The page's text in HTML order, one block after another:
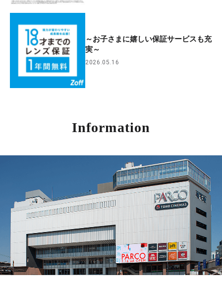
～お子さまに嬉しい保証サービスも充
実～
2026.05.16
Information